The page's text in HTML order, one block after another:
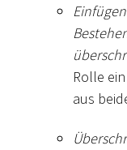
Rolle
aus